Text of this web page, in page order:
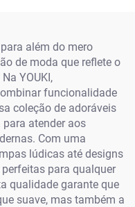
além do mero
de moda que reflete o
YOUKI,
funcionalidade
coleção de adoráveis
atender aos
Com uma
lúdicas até designs
para qualquer
qualidade garante que
suave, mas também a